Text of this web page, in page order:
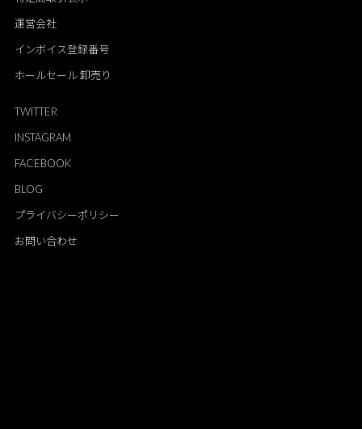
運営会社
インボイス登録番号
ホールセール 卸売り
TWITTER
INSTAGRAM
FACEBOOK
BLOG
プライバシーポリシー
お問い合わせ